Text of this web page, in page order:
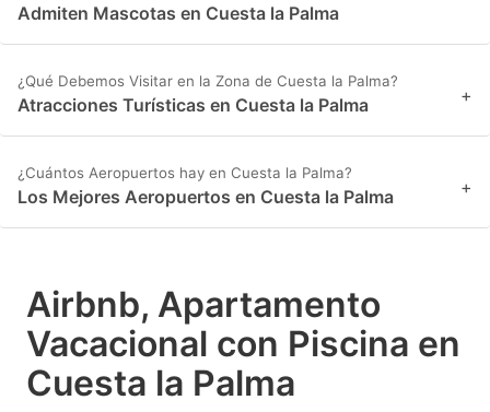
Admiten Mascotas en Cuesta la Palma
¿Qué Debemos Visitar en la Zona de Cuesta la Palma?
Atracciones Turísticas en Cuesta la Palma +
¿Cuántos Aeropuertos hay en Cuesta la Palma?
Los Mejores Aeropuertos en Cuesta la Palma +
Airbnb, Apartamento
Vacacional con Piscina en
Cuesta la Palma